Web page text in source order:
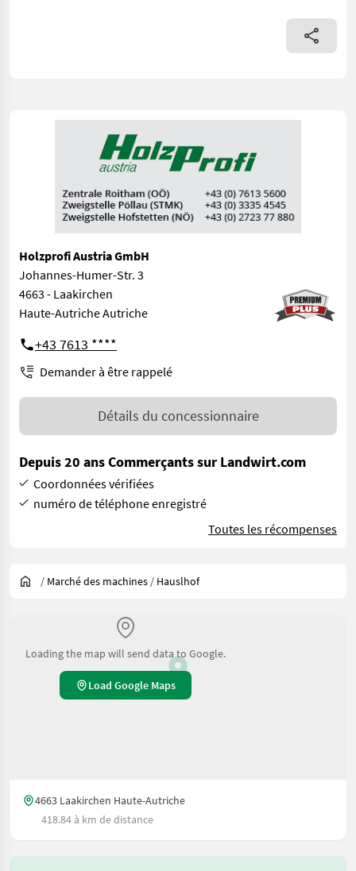
Holzprofi Austria GmbH
Johannes-Humer-Str. 3
4663 - Laakirchen
Haute-Autriche Autriche
+43 7613 ****
Demander à être rappelé
Détails du concessionnaire
Depuis 20 ans Commerçants sur Landwirt.com
Coordonnées vérifiées
numéro de téléphone enregistré
Toutes les récompenses
/ Marché des machines / Hauslhof
Loading the map will send data to Google.
Load Google Maps
4663 Laakirchen Haute-Autriche
418.84 à km de distance